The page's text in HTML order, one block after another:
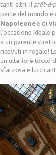
tanti altri. Il prêt-à-
parte del mondo e
Napoleone e di
l’occasione ideale
a un parente
ricevuti in regalo!
un ulteriore tocco
sfarzosa e